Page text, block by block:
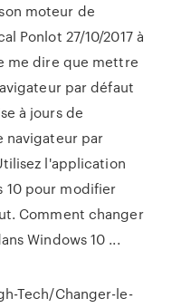
moteur de
Ponlot 27/10/2017 à
me dire que mettre
par défaut
à jours de
navigateur par
l'application
10 pour modifier
Comment changer
Windows 10 ...
Tech/Changer-le-